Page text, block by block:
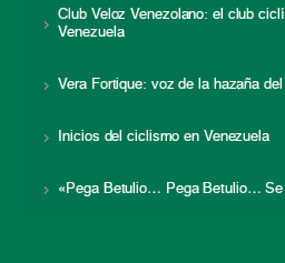
Club Veloz Venezolano: el club
Venezuela
Vera Fortique: voz de la hazaña del
Inicios del ciclismo en Venezuela
«Pega Betulio… Pega Betulio… Se